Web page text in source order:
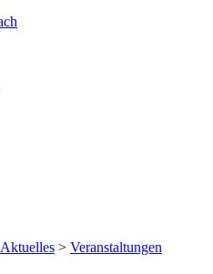
Aktuelles > Veranstaltungen